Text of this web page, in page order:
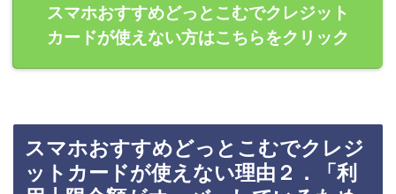
スマホおすすめどっとこむでクレジット
カードが使えない方はこちらをクリック
スマホおすすめどっとこむでクレジ
ットカードが使えない理由２．「利